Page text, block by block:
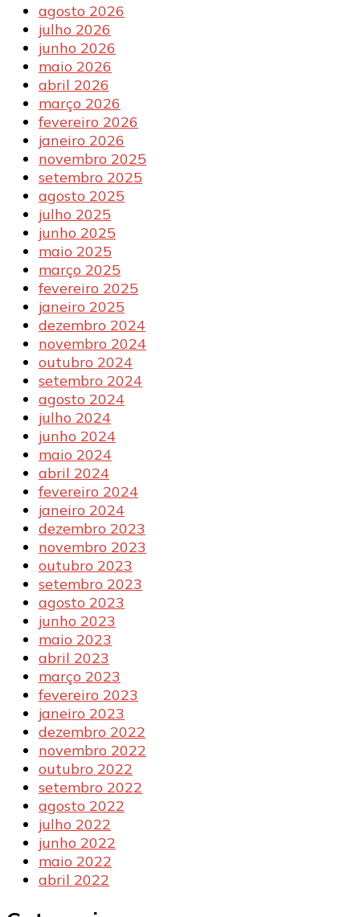
agosto 2026
julho 2026
junho 2026
maio 2026
abril 2026
março 2026
fevereiro 2026
janeiro 2026
novembro 2025
setembro 2025
agosto 2025
julho 2025
junho 2025
maio 2025
março 2025
fevereiro 2025
janeiro 2025
dezembro 2024
novembro 2024
outubro 2024
setembro 2024
agosto 2024
julho 2024
junho 2024
maio 2024
abril 2024
fevereiro 2024
janeiro 2024
dezembro 2023
novembro 2023
outubro 2023
setembro 2023
agosto 2023
junho 2023
maio 2023
abril 2023
março 2023
fevereiro 2023
janeiro 2023
dezembro 2022
novembro 2022
outubro 2022
setembro 2022
agosto 2022
julho 2022
junho 2022
maio 2022
abril 2022